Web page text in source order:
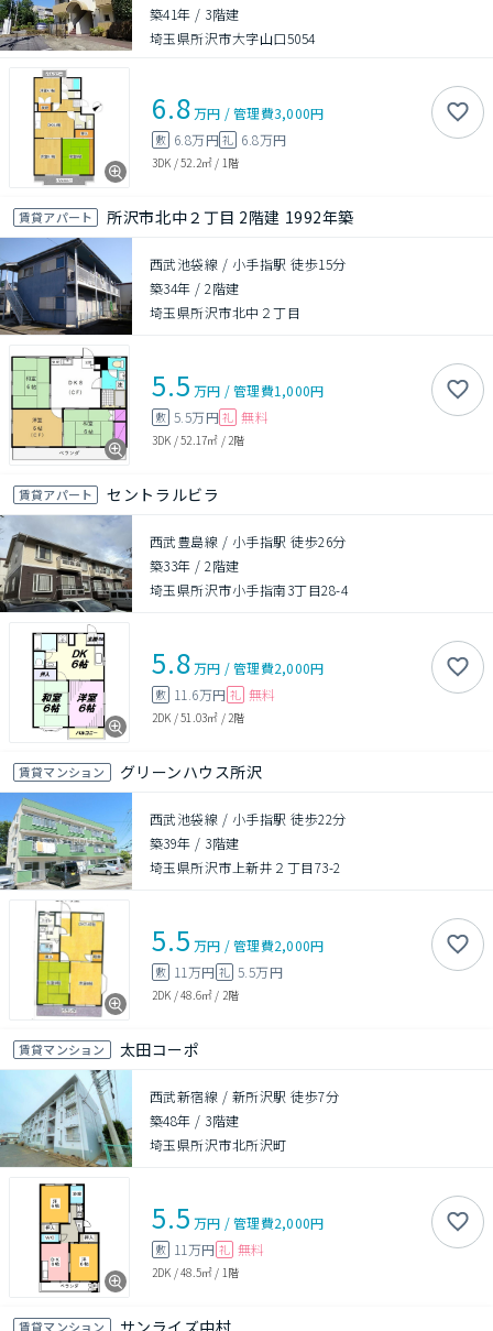
築41年 / 3階建
埼玉県所沢市大字山口5054
6.8万円 /管理費3,000円
敷 6.8万円礼 6.8万円
3DK /52.2㎡ / 1階
賃貸アパート 所沢市北中２丁目 2階建 1992年築
西武池袋線 / 小手指駅 徒歩15分
築34年 /2階建
埼玉県所沢市北中２丁目
5.5 万円 /管理費1,000円
敷 5.5万円 礼 無料
3DK /52.17㎡ / 2階
賃貸アパート セントラルビラ
西武豊島線 / 小手指駅 徒歩26分
築33年 /2階建
埼玉県所沢市小手指南3丁目28-4
5.8万円 /管理費2,000円
敷 11.6万円 礼 無料
2DK /51.03㎡ / 2階
賃貸マンション グリーンハウス所沢
西武池袋線 / 小手指駅 徒歩22分
築39年 / 3階建
埼玉県所沢市上新井２丁目73-2
5.5 万円 /管理費2,000円
敷 11万円 礼 5.5万円
2DK /48.6㎡ / 2階
賃貸マンション 太田コーポ
西武新宿線 / 新所沢駅 徒歩7分
築48年 / 3階建
埼玉県所沢市北所沢町
5.5 万円 /管理費2,000円
敷 11万円 礼 無料
2DK /48.5㎡ / 1階
賃貸マンション サンライズ中村